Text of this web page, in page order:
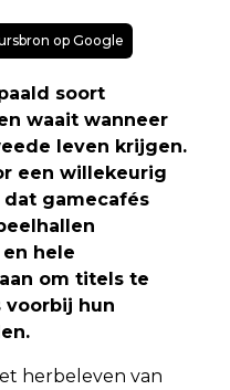
op Google
soort
waait wanneer
leven krijgen.
een willekeurig
gamecafés
hele
om titels te
voorbij hun
herbeleven van